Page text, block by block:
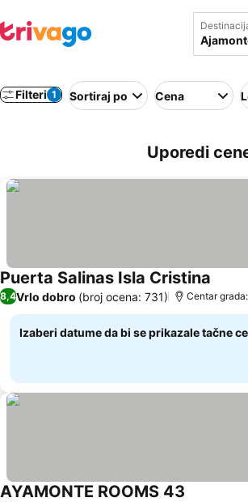
Filteri 1 Sortiraj po Cena
Uporedi
Puerta Salinas Isla Cristina
8,4Vrlo dobro (broj ocena: 731) Centar
Izaberi datume da bi se prikazale tačne
AYAMONTE ROOMS 43